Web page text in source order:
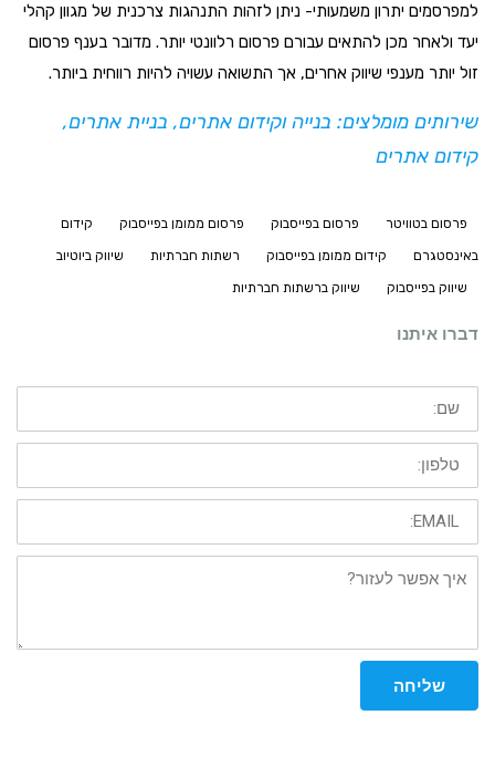
למפרסמים יתרון משמעותי- ניתן לזהות התנהגות צרכנית של מגוון קהלי
יעד ולאחר מכן להתאים עבורם פרסום רלוונטי יותר. מדובר בענף פרסום
זול יותר מענפי שיווק אחרים, אך התשואה עשויה להיות רווחית ביותר.
שירותים מומלצים: בנייה וקידום אתרים, בניית אתרים,
קידום אתרים
פרסום בטוויטר פרסום בפייסבוק פרסום ממומן בפייסבוק קידום
באינסטגרם קידום ממומן בפייסבוק רשתות חברתיות שיווק ביוטיוב
שיווק בפייסבוק שיווק ברשתות חברתיות
דברו איתנו
שם:
טלפון:
EMAIL:
איך
אפשר
שליחה